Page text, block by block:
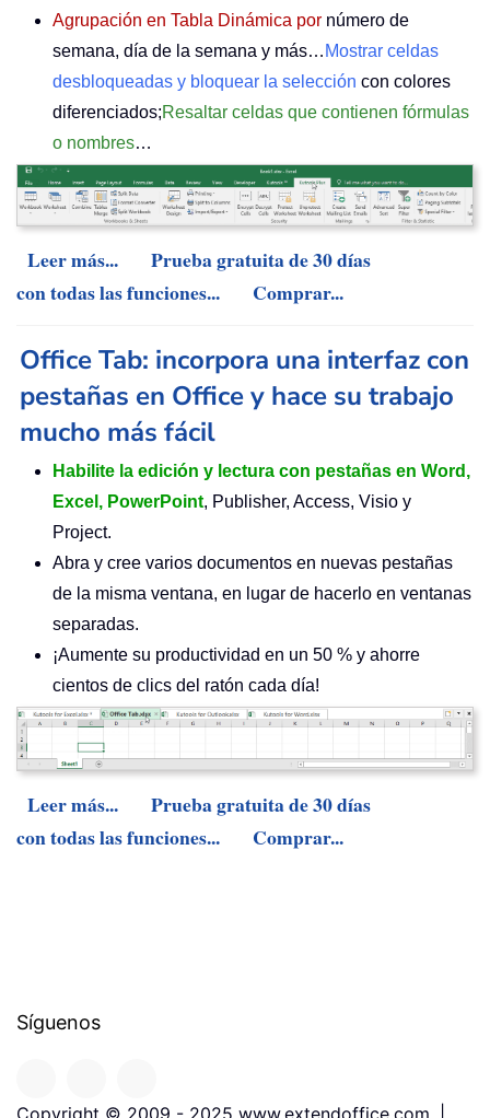
Agrupación en Tabla Dinámica por número de
semana, día de la semana y más… Mostrar celdas
desbloqueadas y bloquear la selección con colores
diferenciados;Resaltar celdas que contienen fórmulas
o nombres…
Leer más...
Prueba gratuita de 30 días
con todas las funciones...
Comprar...
Office Tab: incorpora una interfaz con
pestañas en Office y hace su trabajo
mucho más fácil
Habilite la edición y lectura con pestañas en Word,
Excel, PowerPoint, Publisher, Access, Visio y
Project.
Abra y cree varios documentos en nuevas pestañas
de la misma ventana, en lugar de hacerlo en ventanas
separadas.
¡Aumente su productividad en un 50 % y ahorre
cientos de clics del ratón cada día!
Leer más...
Prueba gratuita de 30 días
con todas las funciones...
Comprar...
Síguenos